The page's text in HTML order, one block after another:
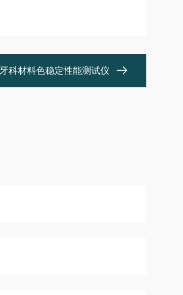
牙科材料色稳定性能测试仪